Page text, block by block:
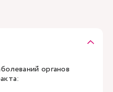
органов